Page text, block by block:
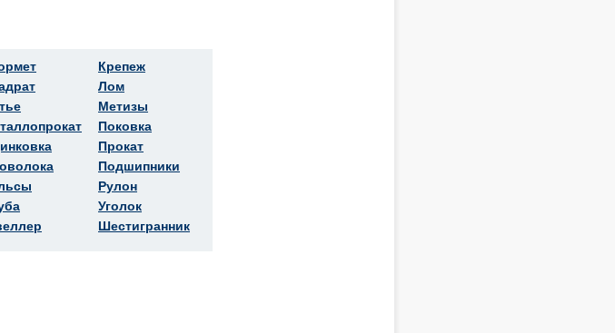
Крепеж
Лом
Метизы
Поковка
Прокат
Подшипники
Рулон
Уголок
Шестигранник